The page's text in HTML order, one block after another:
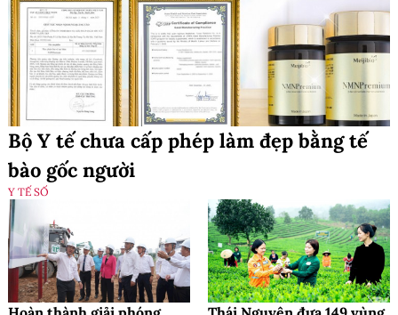
Bộ Y tế chưa cấp phép làm đẹp bằng tế
bào gốc người
Y TẾ SỐ